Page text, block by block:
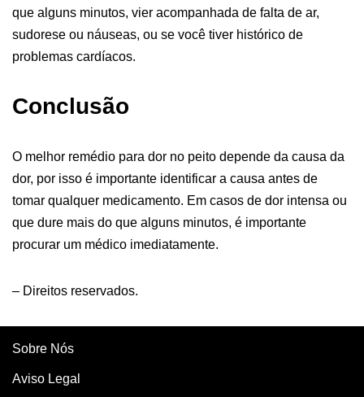
que alguns minutos, vier acompanhada de falta de ar,
sudorese ou náuseas, ou se você tiver histórico de
problemas cardíacos.
Conclusão
O melhor remédio para dor no peito depende da causa da
dor, por isso é importante identificar a causa antes de
tomar qualquer medicamento. Em casos de dor intensa ou
que dure mais do que alguns minutos, é importante
procurar um médico imediatamente.
– Direitos reservados.
Sobre Nós
Aviso Legal